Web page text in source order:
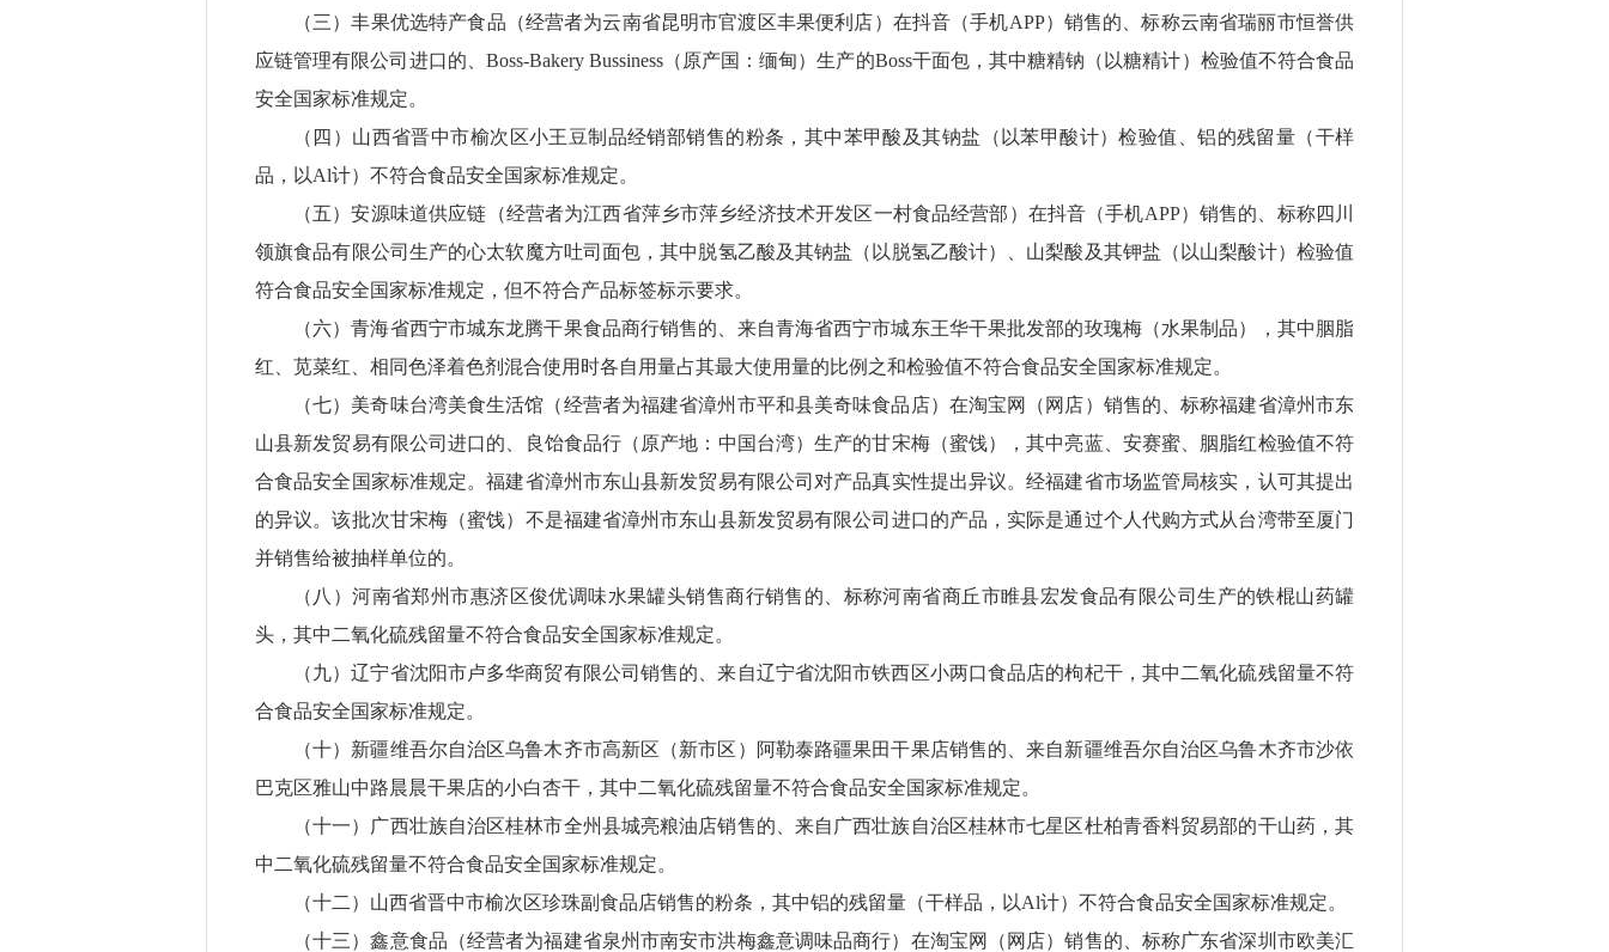
（三）丰果优选特产食品（经营者为云南省昆明市官渡区丰果便利店）在抖音（手机APP）销售的、标称云南省瑞丽市恒誉供
应链管理有限公司进口的、Boss-Bakery Bussiness（原产国：缅甸）生产的Boss干面包，其中糖精钠（以糖精计）检验值不符合食品
安全国家标准规定。
（四）山西省晋中市榆次区小王豆制品经销部销售的粉条，其中苯甲酸及其钠盐（以苯甲酸计）检验值、铝的残留量（干样
品，以Al计）不符合食品安全国家标准规定。
（五）安源味道供应链（经营者为江西省萍乡市萍乡经济技术开发区一村食品经营部）在抖音（手机APP）销售的、标称四川
领旗食品有限公司生产的心太软魔方吐司面包，其中脱氢乙酸及其钠盐（以脱氢乙酸计）、山梨酸及其钾盐（以山梨酸计）检验值
符合食品安全国家标准规定，但不符合产品标签标示要求。
（六）青海省西宁市城东龙腾干果食品商行销售的、来自青海省西宁市城东王华干果批发部的玫瑰梅（水果制品），其中胭脂
红、苋菜红、相同色泽着色剂混合使用时各自用量占其最大使用量的比例之和检验值不符合食品安全国家标准规定。
（七）美奇味台湾美食生活馆（经营者为福建省漳州市平和县美奇味食品店）在淘宝网（网店）销售的、标称福建省漳州市东
山县新发贸易有限公司进口的、良饴食品行（原产地：中国台湾）生产的甘宋梅（蜜饯），其中亮蓝、安赛蜜、胭脂红检验值不符
合食品安全国家标准规定。福建省漳州市东山县新发贸易有限公司对产品真实性提出异议。经福建省市场监管局核实，认可其提出
的异议。该批次甘宋梅（蜜饯）不是福建省漳州市东山县新发贸易有限公司进口的产品，实际是通过个人代购方式从台湾带至厦门
并销售给被抽样单位的。
（八）河南省郑州市惠济区俊优调味水果罐头销售商行销售的、标称河南省商丘市睢县宏发食品有限公司生产的铁棍山药罐
头，其中二氧化硫残留量不符合食品安全国家标准规定。
（九）辽宁省沈阳市卢多华商贸有限公司销售的、来自辽宁省沈阳市铁西区小两口食品店的枸杞干，其中二氧化硫残留量不符
合食品安全国家标准规定。
（十）新疆维吾尔自治区乌鲁木齐市高新区（新市区）阿勒泰路疆果田干果店销售的、来自新疆维吾尔自治区乌鲁木齐市沙依
巴克区雅山中路晨晨干果店的小白杏干，其中二氧化硫残留量不符合食品安全国家标准规定。
（十一）广西壮族自治区桂林市全州县城亮粮油店销售的、来自广西壮族自治区桂林市七星区杜柏青香料贸易部的干山药，其
中二氧化硫残留量不符合食品安全国家标准规定。
（十二）山西省晋中市榆次区珍珠副食品店销售的粉条，其中铝的残留量（干样品，以Al计）不符合食品安全国家标准规定。
（十三）鑫意食品（经营者为福建省泉州市南安市洪梅鑫意调味品商行）在淘宝网（网店）销售的、标称广东省深圳市欧美汇